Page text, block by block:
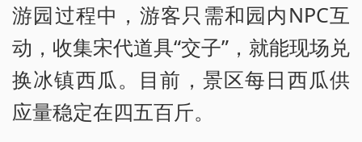
游园过程中，游客只需和园内NPC互
动，收集宋代道具“交子”，就能现场兑
换冰镇西瓜。目前，景区每日西瓜供
应量稳定在四五百斤。